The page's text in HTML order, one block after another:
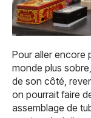
Pour aller encore
monde plus
de son côté,
on pourrait faire
assemblage de